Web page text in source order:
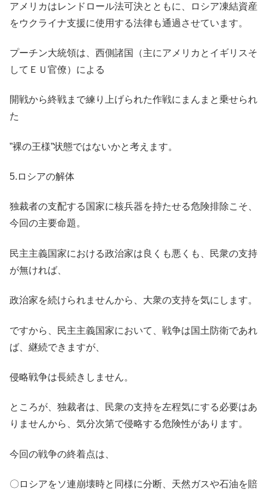
アメリカはレンドロール法可決とともに、ロシア凍結資産
をウクライナ支援に使用する法律も通過させています。
プーチン大統領は、西側諸国（主にアメリカとイギリスそ
してＥＵ官僚）による
開戦から終戦まで練り上げられた作戦にまんまと乗せられ
た
”裸の王様”状態ではないかと考えます。
5.ロシアの解体
独裁者の支配する国家に核兵器を持たせる危険排除こそ、
今回の主要命題。
民主主義国家における政治家は良くも悪くも、民衆の支持
が無ければ、
政治家を続けられませんから、大衆の支持を気にします。
ですから、民主主義国家において、戦争は国土防衛であれ
ば、継続できますが、
侵略戦争は長続きしません。
ところが、独裁者は、民衆の支持を左程気にする必要はあ
りませんから、気分次第で侵略する危険性があります。
今回の戦争の終着点は、
〇ロシアをソ連崩壊時と同様に分断、天然ガスや石油を賠